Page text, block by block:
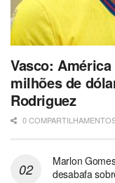
Vasco:
milhões de
Rodriguez
0
Marlon
desabafa